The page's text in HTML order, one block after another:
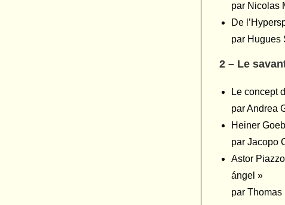
par Nicolas
De
par Hugues
2 – Le
Le concept
par Andrea
Heiner
par Jacopo
Astor
ángel »
par Thomas